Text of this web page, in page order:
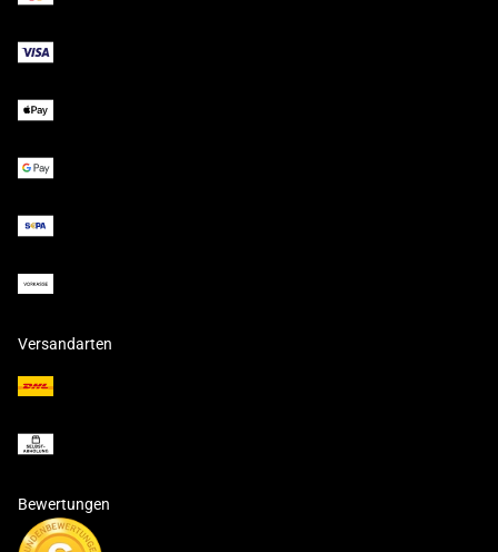
Versandarten
Bewertungen